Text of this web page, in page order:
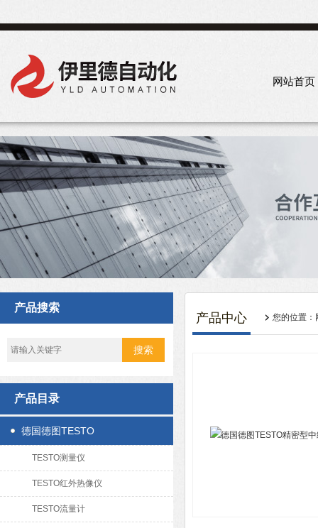
网站首页
产品搜索
产品目录
德国德图TESTO
TESTO测量仪
TESTO红外热像仪
TESTO流量计
产品中心 您的位置：